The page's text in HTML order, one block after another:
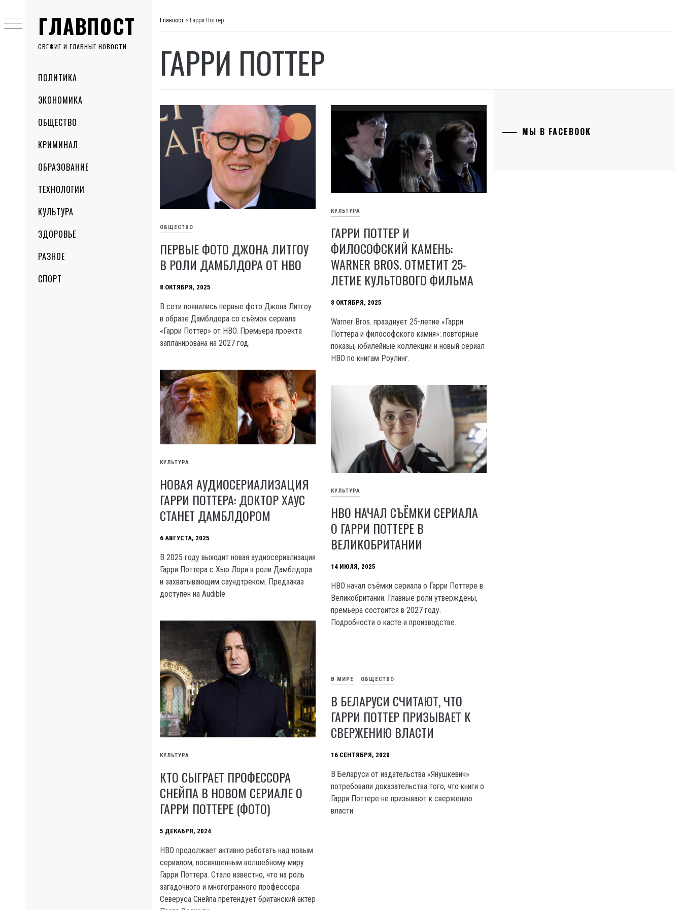
ГЛАВПОСТ
СВЕЖИЕ И ГЛАВНЫЕ НОВОСТИ
MenuПОЛИТИКА
ЭКОНОМИКА
ОБЩЕСТВО
КРИМИНАЛ
ОБРАЗОВАНИЕ
ТЕХНОЛОГИИ
КУЛЬТУРА
ЗДОРОВЬЕ
РАЗНОЕ
СПОРТ
to
content
Главпост > Гарри Поттер
ГАРРИ ПОТТЕР
ОБЩЕСТВО
ПЕРВЫЕ ФОТО ДЖОНА ЛИТГОУ
В РОЛИ ДАМБЛДОРА ОТ HBO
8 ОКТЯБРЯ, 2025
В сети появились первые фото Джона Литгоу
в образе Дамблдора со съёмок сериала
«Гарри Поттер» от HBO. Премьера проекта
запланирована на 2027 год.
КУЛЬТУРА
ГАРРИ ПОТТЕР И
ФИЛОСОФСКИЙ КАМЕНЬ:
WARNER BROS. ОТМЕТИТ 25-
ЛЕТИЕ КУЛЬТОВОГО ФИЛЬМА
8 ОКТЯБРЯ, 2025
Warner Bros. празднует 25-летие «Гарри
Поттера и философского камня»: повторные
показы, юбилейные коллекции и новый сериал
HBO по книгам Роулинг.
КУЛЬТУРА
НОВАЯ АУДИОСЕРИАЛИЗАЦИЯ
ГАРРИ ПОТТЕРА: ДОКТОР ХАУС
СТАНЕТ ДАМБЛДОРОМ
6 АВГУСТА, 2025
В 2025 году выходит новая аудиосериализация
Гарри Поттера с Хью Лори в роли Дамблдора
и захватывающим саундтреком. Предзаказ
доступен на Audible
КУЛЬТУРА
HBO НАЧАЛ СЪЁМКИ СЕРИАЛА
О ГАРРИ ПОТТЕРЕ В
ВЕЛИКОБРИТАНИИ
14 ИЮЛЯ, 2025
HBO начал съёмки сериала о Гарри Поттере в
Великобритании. Главные роли утверждены,
премьера состоится в 2027 году.
Подробности о касте и производстве.
КУЛЬТУРА
КТО СЫГРАЕТ ПРОФЕССОРА
СНЕЙПА В НОВОМ СЕРИАЛЕ О
ГАРРИ ПОТТЕРЕ (ФОТО)
5 ДЕКАБРЯ, 2024
HBO продолжает активно работать над новым
сериалом, посвященным волшебному миру
Гарри Поттера. Стало известно, что на роль
загадочного и многогранного профессора
Северуса Снейпа претендует британский актер
В МИРЕ ОБЩЕСТВО
В БЕЛАРУСИ СЧИТАЮТ, ЧТО
ГАРРИ ПОТТЕР ПРИЗЫВАЕТ К
СВЕРЖЕНИЮ ВЛАСТИ
16 СЕНТЯБРЯ, 2020
В Беларуси от издательства «Янушкевич»
потребовали доказательства того, что книги о
Гарри Поттере не призывают к свержению
власти.
МЫ В FACEBOOK